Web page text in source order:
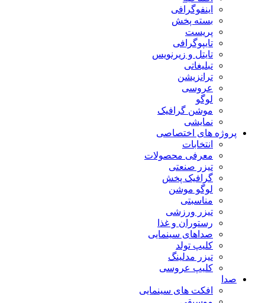
اینفوگرافی
بسته پخش
پریست
تایپوگرافی
تایتل و زیرنویس
تبلیغاتی
ترانزیشن
عروسی
لوگو
موشن گرافیک
نمایشی
پروژه های اختصاصی
انتخابات
معرفی محصولات
تیزر صنعتی
گرافیک پخش
لوگو موشن
مناسبتی
تیزر ورزشی
رستوران و غذا
صداهای سینمایی
کلیپ تولد
تیزر مدلینگ
کلیپ عروسی
صدا
افکت های سینمایی